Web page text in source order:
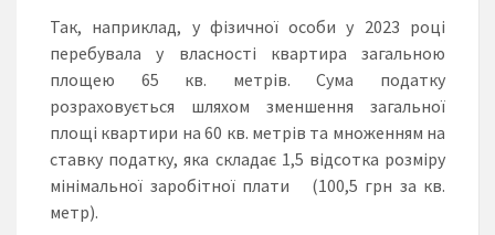
Так, наприклад, у фізичної особи у 2023 році
перебувала у власності квартира загальною
площею 65 кв. метрів. Сума податку
розраховується шляхом зменшення загальної
площі квартири на 60 кв. метрів та множенням на
ставку податку, яка складає 1,5 відсотка розміру
мінімальної заробітної плати (100,5 грн за кв.
метр).